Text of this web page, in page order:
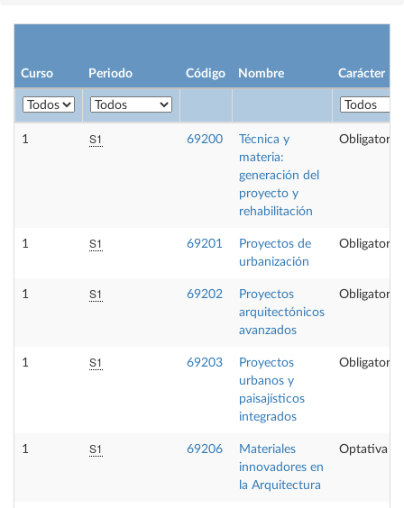
Curso Periodo Código Nombre Carácter
1 S1 69200
Técnica y
materia:
generación del
proyecto y
rehabilitación
Obligatoria
1 S1 69201
Proyectos de
urbanización
Obligatoria
1 S1 69202
Proyectos
arquitectónicos
avanzados
Obligatoria
1 S1 69203
Proyectos
urbanos y
paisajísticos
integrados
Obligatoria
1 S1 69206
Materiales
innovadores en
la Arquitectura
Optativa